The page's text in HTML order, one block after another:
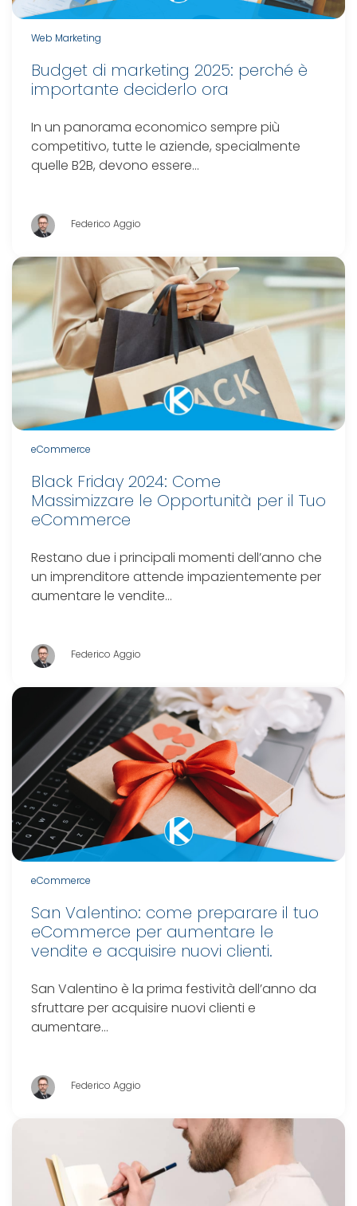
Web Marketing
Budget di marketing 2025: perché è
importante deciderlo ora
In un panorama economico sempre più
competitivo, tutte le aziende, specialmente
quelle B2B, devono essere…
Federico Aggio
eCommerce
Black Friday 2024: Come
Massimizzare le Opportunità per il Tuo
eCommerce
Restano due i principali momenti dell’anno che
un imprenditore attende impazientemente per
aumentare le vendite…
Federico Aggio
eCommerce
San Valentino: come preparare il tuo
eCommerce per aumentare le
vendite e acquisire nuovi clienti.
San Valentino è la prima festività dell’anno da
sfruttare per acquisire nuovi clienti e
aumentare…
Federico Aggio